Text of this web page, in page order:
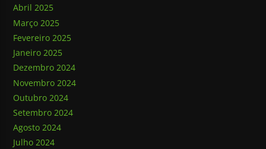
Abril 2025
Março 2025
Fevereiro 2025
Janeiro 2025
Dezembro 2024
Novembro 2024
Outubro 2024
Setembro 2024
Agosto 2024
Julho 2024